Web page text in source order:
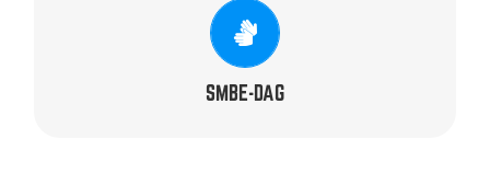
SMBE-DAG
ORGANISATOREN
Birgitta, Huub, John, Karen, Lisa, Marco, Marlie,
Mijntje, Mirte, Nico, Roland & Stefanie